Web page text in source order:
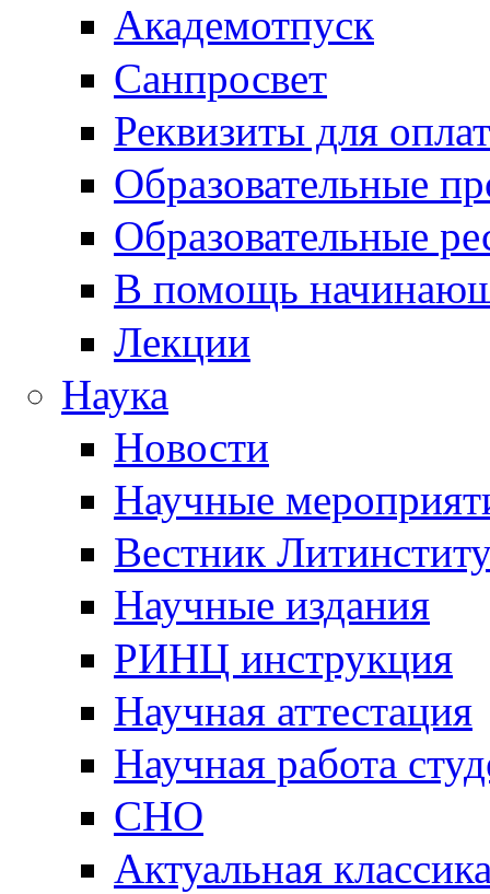
Академотпуск
Санпросвет
Реквизиты для
Образовательные
Образовательные
В помощь
Лекции
Наука
Новости
Научные
Вестник
Научные издания
РИНЦ инструкция
Научная аттестация
Научная работа
СНО
Актуальная